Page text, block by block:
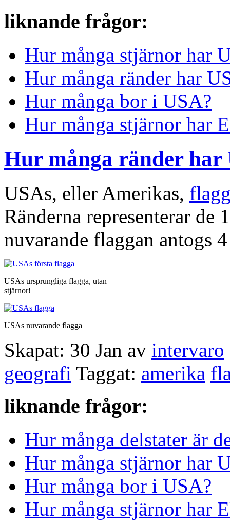
liknande frågor:
Hur många stjärnor har
Hur många ränder har
Hur många bor i USA?
Hur många stjärnor har
Hur många ränder har
USAs, eller Amerikas,
Ränderna representerar de
nuvarande flaggan antogs
USAs ursprungliga flagga, utan
stjärnor!
USAs nuvarande flagga
Skapat: 30 Jan av intervaro
geografi Taggat: amerika
liknande frågor:
Hur många delstater är
Hur många stjärnor har
Hur många bor i USA?
Hur många stjärnor har